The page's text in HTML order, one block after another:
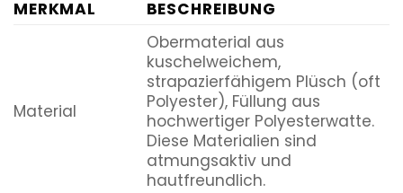
MERKMAL BESCHREIBUNG
Material
Obermaterial aus
kuschelweichem,
strapazierfähigem Plüsch (oft
Polyester), Füllung aus
hochwertiger Polyesterwatte.
Diese Materialien sind
atmungsaktiv und
hautfreundlich.